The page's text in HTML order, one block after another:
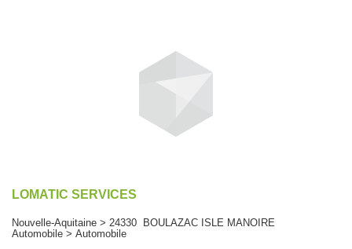
LOMATIC SERVICES
Nouvelle-Aquitaine > 24330 BOULAZAC ISLE MANOIRE
Automobile > Automobile